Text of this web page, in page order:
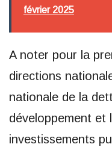
février 2025
A noter pour la
directions
nationale de la
développement et
investissements